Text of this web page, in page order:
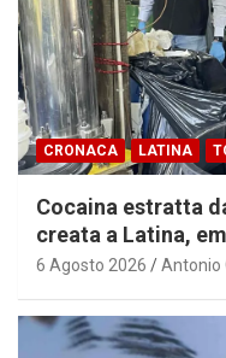
CRONACA LATINA
Cocaina estratta
creata a Latina,
6 Agosto 2026 Antonio